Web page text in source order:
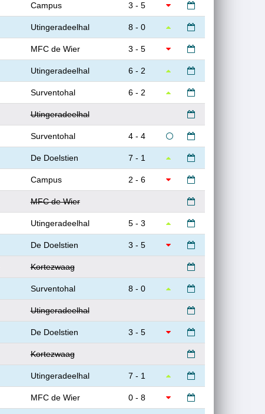
Campus 3 - 5
Utingeradeelhal 8 - 0
MFC de Wier 3 - 5
Utingeradeelhal 6 - 2
Surventohal 6 - 2
Utingeradeelhal
Surventohal 4 - 4
De Doelstien 7 - 1
Campus 2 - 6
MFC de Wier
Utingeradeelhal 5 - 3
De Doelstien 3 - 5
Kortezwaag
Surventohal 8 - 0
Utingeradeelhal
De Doelstien 3 - 5
Kortezwaag
Utingeradeelhal 7 - 1
MFC de Wier 0 - 8